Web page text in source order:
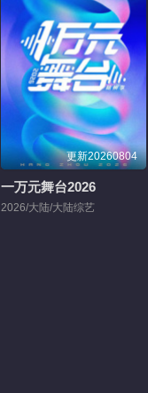
更新20260804
一万元舞台2026
2026/大陆/大陆综艺